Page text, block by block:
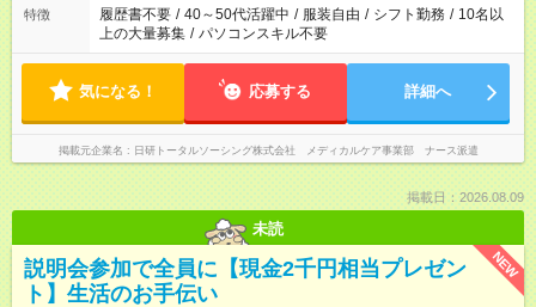
ません
特徴 履歴書不要 / 40～50代活躍中 / 服装自由 / シフト勤務 / 10名以
上の大量募集 / パソコンスキル不要
気になる！ 応募する 詳細へ
掲載元企業名 日研トータルソーシング株式会社 メディカルケア事業部 ナース派遣
掲載日：2026.08.09
未読
NEW
説明会参加で全員に【現金2千円相当プレゼン
ト】生活のお手伝い